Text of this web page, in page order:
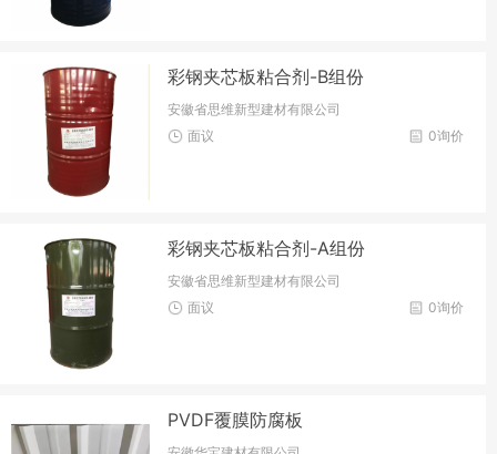
彩钢夹芯板粘合剂-B组份
安徽省思维新型建材有限公司
0询价
面议
彩钢夹芯板粘合剂-A组份
安徽省思维新型建材有限公司
0询价
面议
PVDF覆膜防腐板